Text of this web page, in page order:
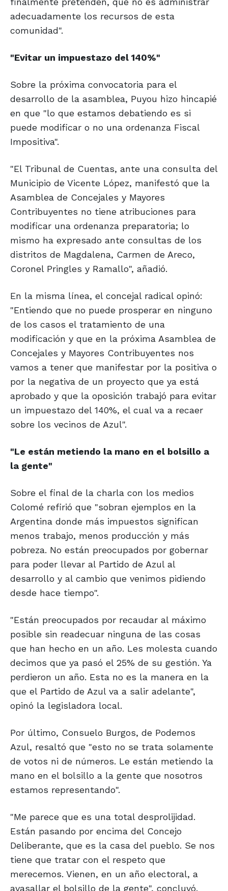
adecuadamente los recursos de esta
comunidad".
"Evitar un impuestazo del 140%"
Sobre la próxima convocatoria para el
desarrollo de la asamblea, Puyou hizo hincapié
en que "lo que estamos debatiendo es si
puede modificar o no una ordenanza Fiscal
Impositiva".
"El Tribunal de Cuentas, ante una consulta del
Municipio de Vicente López, manifestó que la
Asamblea de Concejales y Mayores
Contribuyentes no tiene atribuciones para
modificar una ordenanza preparatoria; lo
mismo ha expresado ante consultas de los
distritos de Magdalena, Carmen de Areco,
Coronel Pringles y Ramallo", añadió.
En la misma línea, el concejal radical opinó:
"Entiendo que no puede prosperar en ninguno
de los casos el tratamiento de una
modificación y que en la próxima Asamblea de
Concejales y Mayores Contribuyentes nos
vamos a tener que manifestar por la positiva o
por la negativa de un proyecto que ya está
aprobado y que la oposición trabajó para evitar
un impuestazo del 140%, el cual va a recaer
sobre los vecinos de Azul".
"Le están metiendo la mano en el bolsillo a
la gente"
Sobre el final de la charla con los medios
Colomé refirió que "sobran ejemplos en la
Argentina donde más impuestos significan
menos trabajo, menos producción y más
pobreza. No están preocupados por gobernar
para poder llevar al Partido de Azul al
desarrollo y al cambio que venimos pidiendo
desde hace tiempo".
"Están preocupados por recaudar al máximo
posible sin readecuar ninguna de las cosas
que han hecho en un año. Les molesta cuando
decimos que ya pasó el 25% de su gestión. Ya
perdieron un año. Esta no es la manera en la
que el Partido de Azul va a salir adelante",
opinó la legisladora local.
Por último, Consuelo Burgos, de Podemos
Azul, resaltó que "esto no se trata solamente
de votos ni de números. Le están metiendo la
mano en el bolsillo a la gente que nosotros
estamos representando".
"Me parece que es una total desprolijidad.
Están pasando por encima del Concejo
Deliberante, que es la casa del pueblo. Se nos
tiene que tratar con el respeto que
merecemos. Vienen, en un año electoral, a
avasallar el bolsillo de la gente", concluyó.